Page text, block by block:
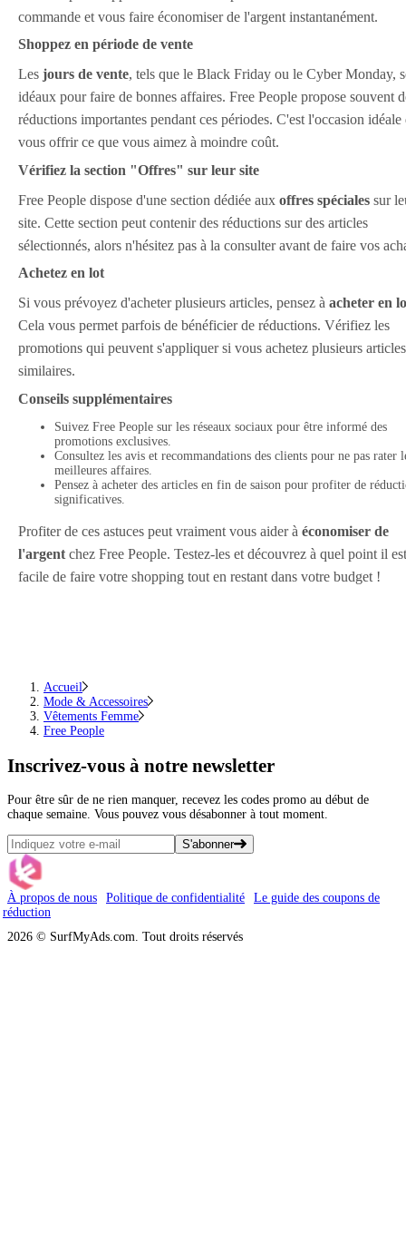
commande et vous faire économiser de l'argent instantanément.
Shoppez en période de vente
Les jours de vente, tels que le Black Friday ou le Cyber Monday,
idéaux pour faire de bonnes affaires. Free People propose souvent
réductions importantes pendant ces périodes. C'est l'occasion idéale
vous offrir ce que vous aimez à moindre coût.
Vérifiez la section "Offres" sur leur site
Free People dispose d'une section dédiée aux offres spéciales sur
site. Cette section peut contenir des réductions sur des articles
sélectionnés, alors n'hésitez pas à la consulter avant de faire vos
Achetez en lot
Si vous prévoyez d'acheter plusieurs articles, pensez à acheter en
Cela vous permet parfois de bénéficier de réductions. Vérifiez les
promotions qui peuvent s'appliquer si vous achetez plusieurs articles
similaires.
Conseils supplémentaires
Suivez Free People sur les réseaux sociaux pour être informé des
promotions exclusives.
Consultez les avis et recommandations des clients pour ne pas rater
meilleures affaires.
Pensez à acheter des articles en fin de saison pour profiter de
significatives.
Profiter de ces astuces peut vraiment vous aider à économiser de
l'argent chez Free People. Testez-les et découvrez à quel point il est
facile de faire votre shopping tout en restant dans votre budget !
Accueil
Mode & Accessoires
Vêtements Femme
Free People
Inscrivez-vous à notre newsletter
Pour être sûr de ne rien manquer, recevez les codes promo au début de
chaque semaine. Vous pouvez vous désabonner à tout moment.
S'abonner
À propos de nous Politique de confidentialité
Le guide des coupons de
réduction
2026 © SurfMyAds.com. Tout droits réservés